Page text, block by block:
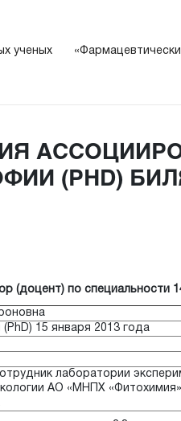
ученых
(PHD)
(доцент) по специальности
15 января 2013 года
лаборатории
АО «МНПХ